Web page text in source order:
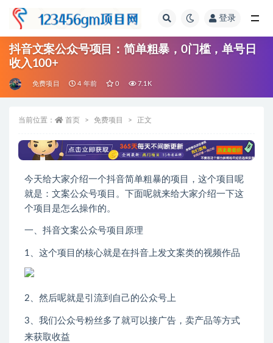
登录
抖音文案公众号项目：简单粗暴，0门槛，单号日
收入100+
免费项目 4 年前 0 7.1K
当前位置： 首页 免费项目 正文
今天给大家介绍一个抖音简单粗暴的项目，这个项目呢
就是：文案公众号项目。下面呢就来给大家介绍一下这
个项目是怎么操作的。
一、抖音文案公众号项目原理
1、这个项目的核心就是在抖音上发文案类的视频作品
2、然后呢就是引流到自己的公众号上
3、我们公众号粉丝多了就可以接广告，卖产品等方式
来获取收益